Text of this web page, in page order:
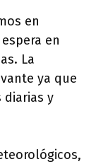
en
en
La
ya que
diarias y